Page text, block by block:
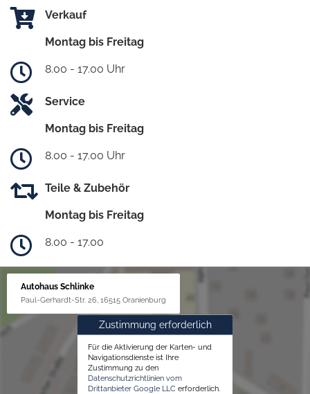
Verkauf
Montag bis Freitag
8.00 - 17.00 Uhr
Service
Montag bis Freitag
8.00 - 17.00 Uhr
Teile & Zubehör
Montag bis Freitag
8.00 - 17.00
Autohaus Schlinke
Paul-Gerhardt-Str. 26, 16515 Oranienburg
Zustimmung erforderlich
Für die Aktivierung der Karten- und
Navigationsdienste ist Ihre
Zustimmung zu den
Datenschutzrichtlinien vom
Drittanbieter Google LLC erforderlich.